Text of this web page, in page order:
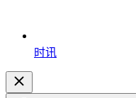
时讯